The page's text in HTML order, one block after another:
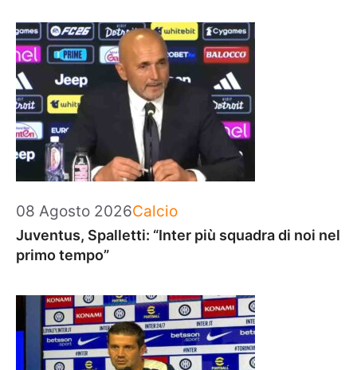
08 Agosto 2026Categorie
Calcio
Juventus, Spalletti: “Inter più squadra di noi nel
primo tempo”